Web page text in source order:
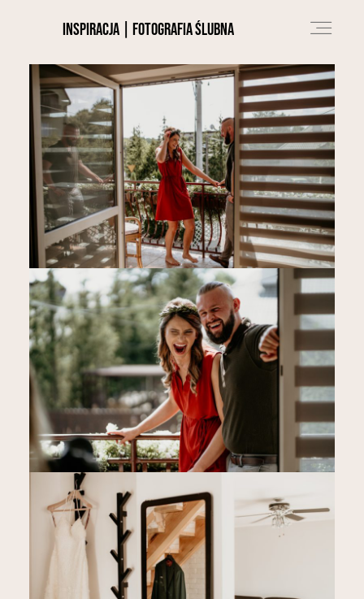
INSPIRACJA | fotografia ślubna
O NAS
PORTFOLIO
BLOG
OFERTA
KONTAKT